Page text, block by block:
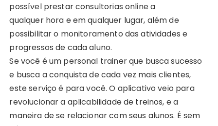
possível prestar consultorias online a
qualquer hora e em qualquer lugar, além de
possibilitar o monitoramento das atividades e
progressos de cada aluno.
Se você é um personal trainer que busca sucesso
e busca a conquista de cada vez mais clientes,
este serviço é para você. O aplicativo veio para
revolucionar a aplicabilidade de treinos, e a
maneira de se relacionar com seus alunos. É sem